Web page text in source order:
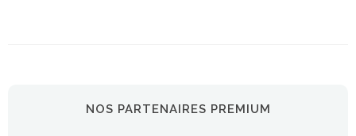
NOS PARTENAIRES PREMIUM